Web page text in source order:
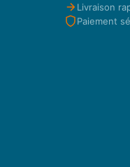
Livraison
Paiement